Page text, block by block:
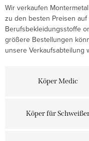
Wir verkaufen
zu den besten Preisen
Berufsbekleidungsstoffe
größere Bestellungen
unsere Verkaufsabteilung
Köper Medic
Köper für